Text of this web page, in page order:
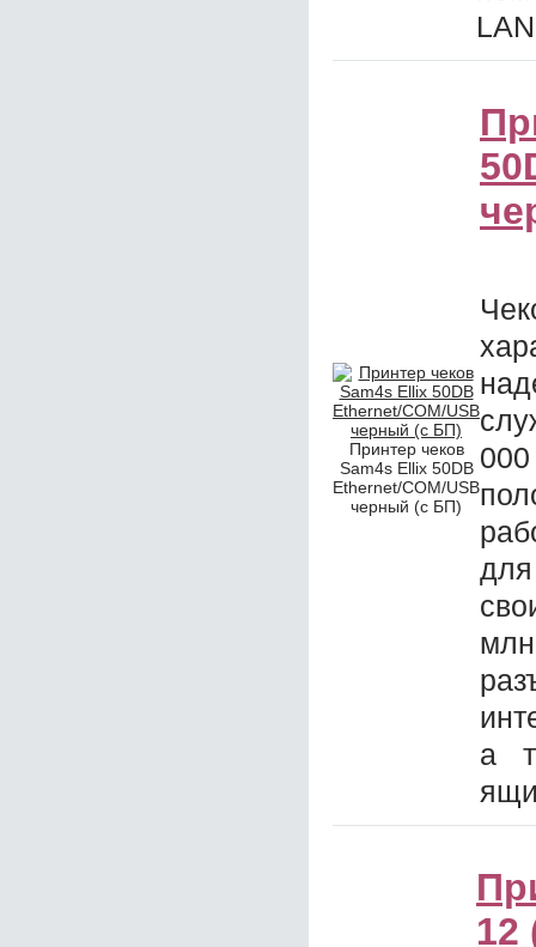
Принтер чеков
Sam4s Ellix 50DB
Ethernet/COM/USB
черный (с БП)
а
12